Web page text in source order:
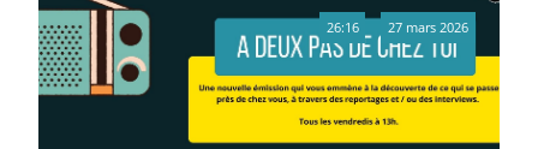
26:16 27 mars 2026